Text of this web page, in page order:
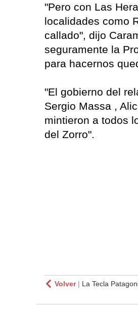
"Pero con Las
localidades como
callado", dijo
seguramente la
para hacernos
"El gobierno del
Sergio Massa ,
mintieron a todos
del Zorro".
Volver| La Tecla